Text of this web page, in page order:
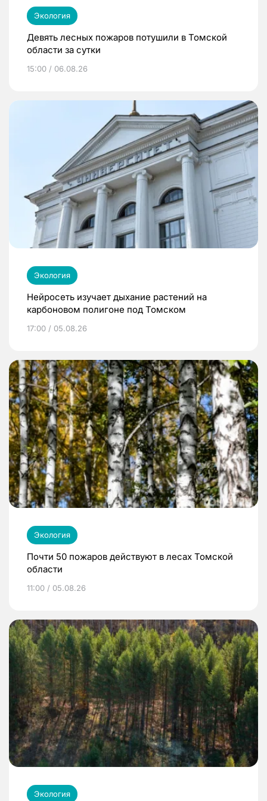
Экология
Девять лесных пожаров потушили в Томской
области за сутки
15:00 / 06.08.26
Экология
Нейросеть изучает дыхание растений на
карбоновом полигоне под Томском
17:00 / 05.08.26
Экология
Почти 50 пожаров действуют в лесах Томской
области
11:00 / 05.08.26
Экология